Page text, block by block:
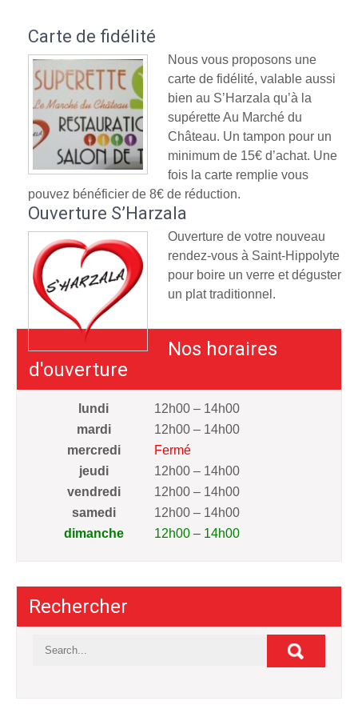
Carte de fidélité
Nous vous proposons une
carte de fidélité, valable aussi
bien au S’Harzala qu’à la
supérette Au Marché du
Château. Un tampon pour un
minimum de 15€ d’achat. Une
fois la carte remplie vous
pouvez bénéficier de 8€ de réduction.
Ouverture S’Harzala
Ouverture de votre nouveau
rendez-vous à Saint-Hippolyte
pour boire un verre et déguster
un plat traditionnel.
Nos horaires
d'ouverture
lundi
12h00 – 14h00
mardi
12h00 – 14h00
mercredi
Fermé
jeudi
12h00 – 14h00
vendredi
12h00 – 14h00
samedi
12h00 – 14h00
dimanche
12h00 – 14h00
Rechercher